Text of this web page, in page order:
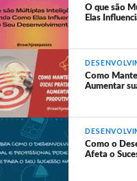
O que são
Elas
Como
Aumentar
Como o
Afeta o